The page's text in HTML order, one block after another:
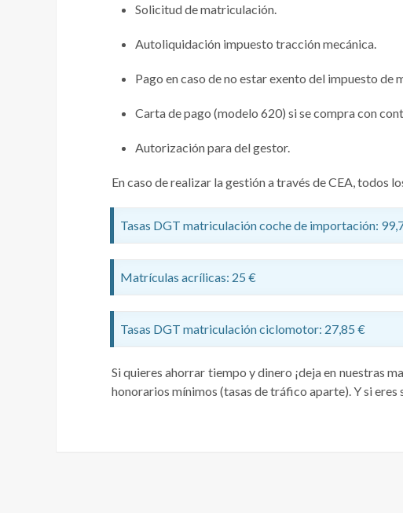
Solicitud de matriculación.
Autoliquidación impuesto tracción mecánica.
Pago en caso de no estar exento del impuesto de
Carta de pago (modelo 620) si se compra con
Autorización para del gestor.
En caso de realizar la gestión a través de CEA, todos
Tasas DGT matriculación coche de importación:
Matrículas acrílicas: 25 €
Tasas DGT matriculación ciclomotor: 27,85 €
Si quieres ahorrar tiempo y dinero ¡deja en nuestras
honorarios mínimos (tasas de tráfico aparte). Y si